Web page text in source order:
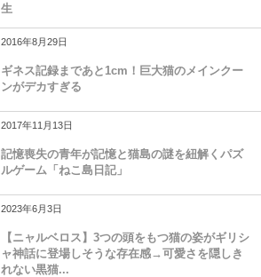
生
2016年8月29日
ギネス記録まであと1cm！巨大猫のメインクー
ンがデカすぎる
2017年11月13日
記憶喪失の青年が記憶と猫島の謎を紐解くパズ
ルゲーム「ねこ島日記」
2023年6月3日
【ニャルベロス】3つの頭をもつ猫の姿がギリシ
ャ神話に登場しそうな存在感→可愛さを隠しき
れない黒猫...